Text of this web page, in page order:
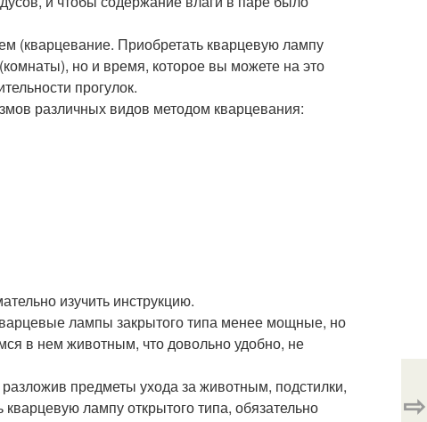
(кварцевание. Приобретать кварцевую лампу
но и время, которое вы можете на это
прогулок.
различных видов методом кварцевания:
изучить инструкцию.
лампы закрытого типа менее мощные, но
в нем животным, что довольно удобно, не
предметы ухода за животным, подстилки,
лампу открытого типа, обязательно
⇨